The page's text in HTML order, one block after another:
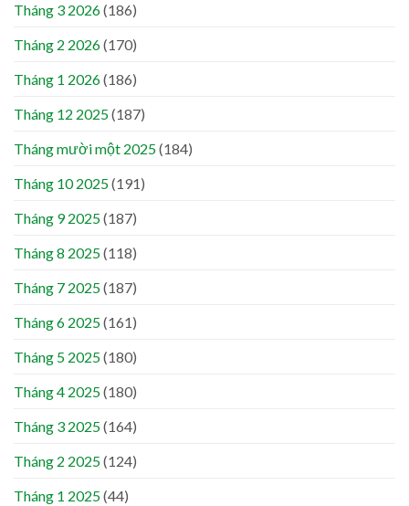
Tháng 3 2026(186)
Tháng 2 2026(170)
Tháng 1 2026(186)
Tháng 12 2025(187)
Tháng mười một 2025(184)
Tháng 10 2025(191)
Tháng 9 2025(187)
Tháng 8 2025(118)
Tháng 7 2025(187)
Tháng 6 2025(161)
Tháng 5 2025(180)
Tháng 4 2025(180)
Tháng 3 2025(164)
Tháng 2 2025(124)
Tháng 1 2025(44)